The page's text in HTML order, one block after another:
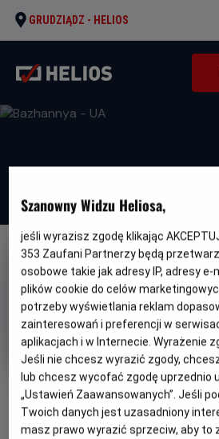
GRUDZIĄDZ - HELIOS
DUBBING WERSJA
OBSERWUJ
Bazhannya -
Oryginalny
tytuł
Wish Gatunek
6 lat
Czas
trwania
95 min
Kraj
i
rok
produkcji
USA
Szanowny Widzu Heliosa,
jeśli wyrazisz zgodę klikając
353 Zaufani Partnerzy będą
osobowe takie jak adresy IP, adresy
plików cookie do celów
potrzeby wyświetlania reklam
zainteresowań i preferencji w
aplikacjach i w Internecie. Wyrażenie
Jeśli nie chcesz wyrazić zgody,
lub chcesz wycofać zgodę uprzednio
„Ustawień Zaawansowanych”. Jeśli
Twoich danych jest uzasadniony
masz prawo wyrazić sprzeciw, aby to